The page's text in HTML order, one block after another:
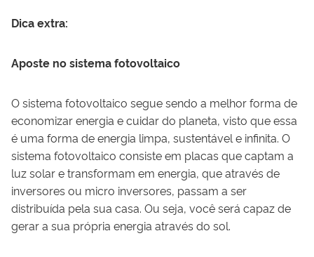
Dica extra:
Aposte no sistema fotovoltaico
O sistema fotovoltaico segue sendo a melhor forma de
economizar energia e cuidar do planeta, visto que essa
é uma forma de energia limpa, sustentável e infinita. O
sistema fotovoltaico consiste em placas que captam a
luz solar e transformam em energia, que através de
inversores ou micro inversores, passam a ser
distribuída pela sua casa. Ou seja, você será capaz de
gerar a sua própria energia através do sol.